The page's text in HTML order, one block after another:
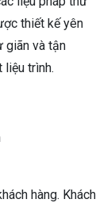
thiết kế yên
giãn và tận
trình.
hàng. Khách